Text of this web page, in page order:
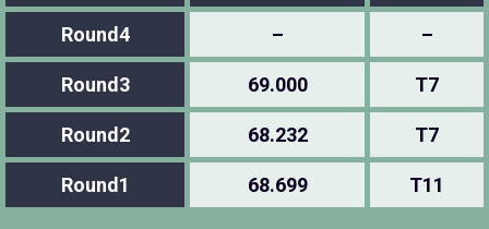
Round4 – –
Round3 69.000 T7
Round2 68.232 T7
Round1 68.699 T11